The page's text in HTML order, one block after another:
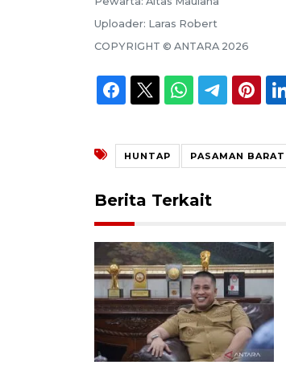
Uploader: Laras Robert
COPYRIGHT © ANTARA 2026
HUNTAP PASAMAN BARAT
Berita Terkait